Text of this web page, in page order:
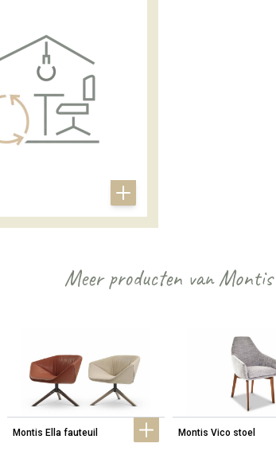
Meer producten van Montis
Montis Ella fauteuil Montis Vico stoel